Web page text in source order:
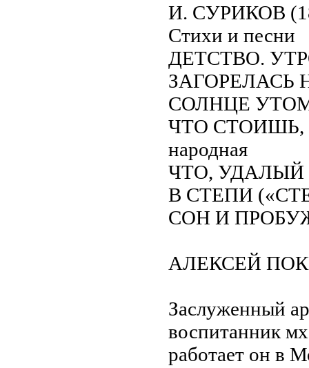
И. СУРИКОВ
Стихи и песни
ДЕТСТВО.
ЗАГОРЕЛАСЬ
СОЛНЦЕ
ЧТО СТОИШЬ,
народная
ЧТО, УДАЛЫЙ
В СТЕПИ
СОН И
АЛЕКСЕЙ
Заслуженный
воспитанник
работает он в